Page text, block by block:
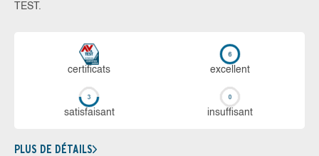
TEST.
certi­ficats ex­cellent
sa­tis­fai­sant in­suf­fi­sant
PLUS DE DÉTAILS